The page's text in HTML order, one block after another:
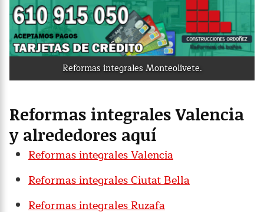
Reformas integrales Monteolivete.
Reformas integrales Valencia
y alrededores aquí
Reformas integrales Valencia
Reformas integrales Ciutat Bella
Reformas integrales Ruzafa